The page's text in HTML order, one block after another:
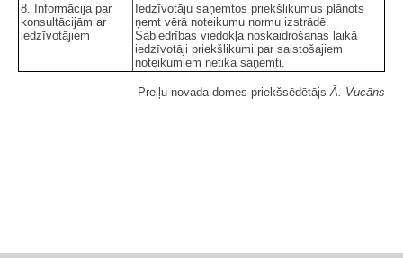
8. Informācija par
konsultācijām ar
iedzīvotājiem
Iedzīvotāju saņemtos priekšlikumus plānots
ņemt vērā noteikumu normu izstrādē.
Sabiedrības viedokļa noskaidrošanas laikā
iedzīvotāji priekšlikumi par saistošajiem
noteikumiem netika saņemti.
Preiļu novada domes priekšsēdētājs Ā. Vucāns